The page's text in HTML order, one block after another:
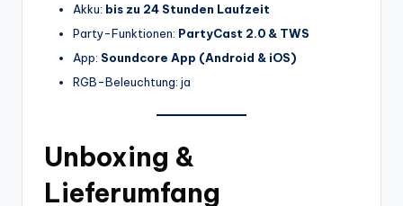
Akku: bis zu 24 Stunden Laufzeit
Party-Funktionen: PartyCast 2.0 & TWS
App: Soundcore App (Android & iOS)
RGB-Beleuchtung: ja
Unboxing &
Lieferumfang